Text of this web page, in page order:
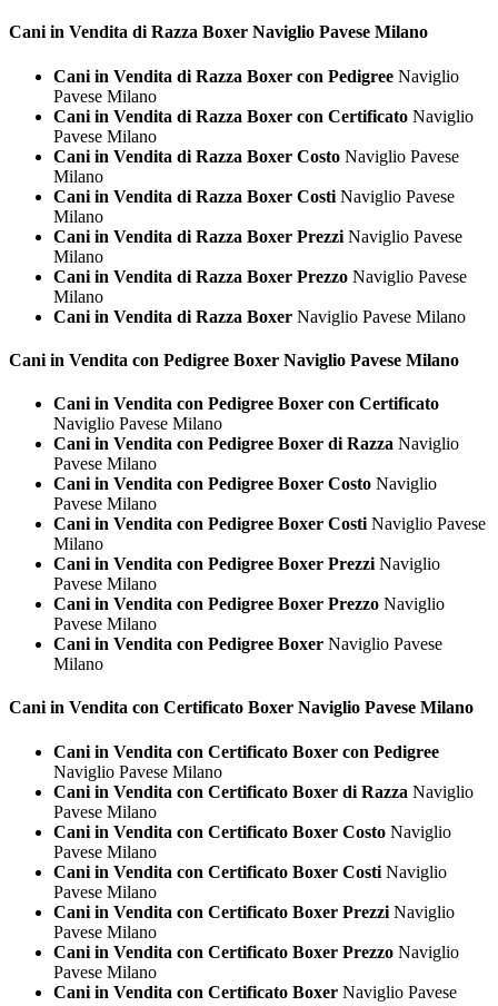
Cani in Vendita di Razza Boxer Naviglio Pavese Milano
Cani in Vendita di Razza Boxer con Pedigree Naviglio
Pavese Milano
Cani in Vendita di Razza Boxer con Certificato Naviglio
Pavese Milano
Cani in Vendita di Razza Boxer Costo Naviglio Pavese
Milano
Cani in Vendita di Razza Boxer Costi Naviglio Pavese
Milano
Cani in Vendita di Razza Boxer Prezzi Naviglio Pavese
Milano
Cani in Vendita di Razza Boxer Prezzo Naviglio Pavese
Milano
Cani in Vendita di Razza Boxer Naviglio Pavese Milano
Cani in Vendita con Pedigree Boxer Naviglio Pavese Milano
Cani in Vendita con Pedigree Boxer con Certificato
Naviglio Pavese Milano
Cani in Vendita con Pedigree Boxer di Razza Naviglio
Pavese Milano
Cani in Vendita con Pedigree Boxer Costo Naviglio
Pavese Milano
Cani in Vendita con Pedigree Boxer Costi Naviglio Pavese
Milano
Cani in Vendita con Pedigree Boxer Prezzi Naviglio
Pavese Milano
Cani in Vendita con Pedigree Boxer Prezzo Naviglio
Pavese Milano
Cani in Vendita con Pedigree Boxer Naviglio Pavese
Milano
Cani in Vendita con Certificato Boxer Naviglio Pavese Milano
Cani in Vendita con Certificato Boxer con Pedigree
Naviglio Pavese Milano
Cani in Vendita con Certificato Boxer di Razza Naviglio
Pavese Milano
Cani in Vendita con Certificato Boxer Costo Naviglio
Pavese Milano
Cani in Vendita con Certificato Boxer Costi Naviglio
Pavese Milano
Cani in Vendita con Certificato Boxer Prezzi Naviglio
Pavese Milano
Cani in Vendita con Certificato Boxer Prezzo Naviglio
Pavese Milano
Cani in Vendita con Certificato Boxer Naviglio Pavese